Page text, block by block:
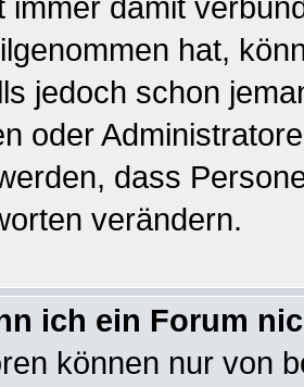
immer damit
hat,
jedoch schon
oder
dass
verändern.
ich ein Forum
können nur von